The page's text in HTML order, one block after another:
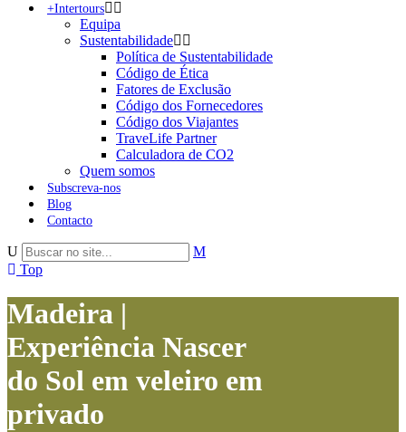
+Intertours
Equipa
Sustentabilidade
Política de Sustentabilidade
Código de Ética
Fatores de Exclusão
Código dos Fornecedores
Código dos Viajantes
TraveLife Partner
Calculadora de CO2
Quem somos
Subscreva-nos
Blog
Contacto
Top
Madeira |
Experiência Nascer
do Sol em veleiro em
privado